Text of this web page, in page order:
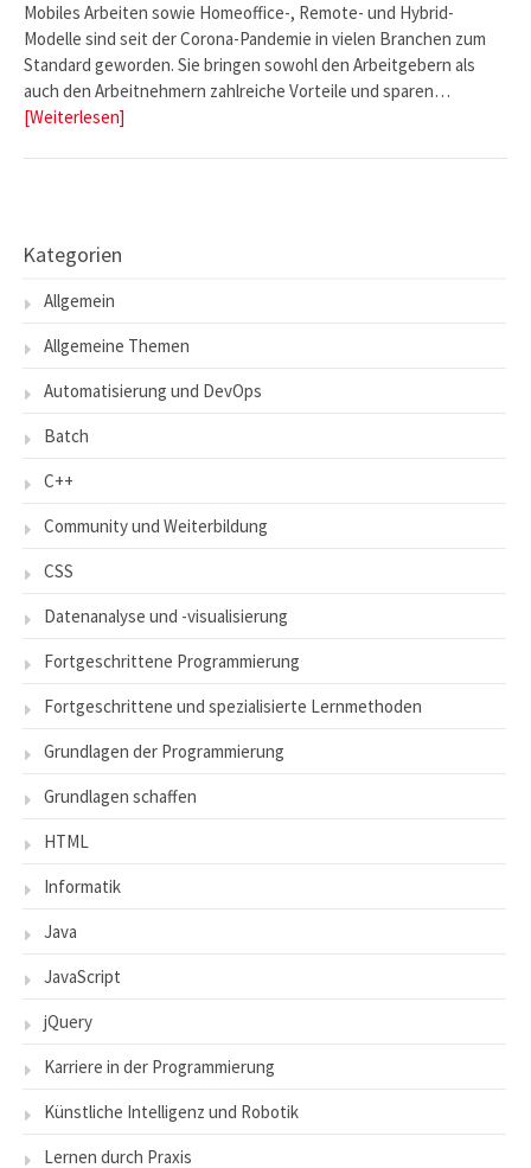
Mobiles Arbeiten sowie Homeoffice-, Remote- und Hybrid-
Modelle sind seit der Corona-Pandemie in vielen Branchen zum
Standard geworden. Sie bringen sowohl den Arbeitgebern als
auch den Arbeitnehmern zahlreiche Vorteile und sparen…
[Weiterlesen]
Kategorien
Allgemein
Allgemeine Themen
Automatisierung und DevOps
Batch
C++
Community und Weiterbildung
CSS
Datenanalyse und -visualisierung
Fortgeschrittene Programmierung
Fortgeschrittene und spezialisierte Lernmethoden
Grundlagen der Programmierung
Grundlagen schaffen
HTML
Informatik
Java
JavaScript
jQuery
Karriere in der Programmierung
Künstliche Intelligenz und Robotik
Lernen durch Praxis